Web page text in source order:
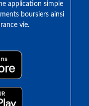
application simple
boursiers ainsi
vie.